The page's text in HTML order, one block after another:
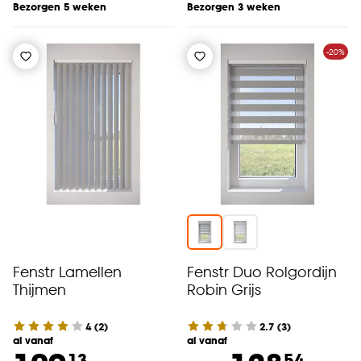
Bezorgen 5 weken Bezorgen 3 weken
Fenstr Lamellen
Thijmen
4(2)
al vanaf
-20%
Fenstr Duo Rolgordijn
Robin Grijs
2.7 (3)
al vanaf